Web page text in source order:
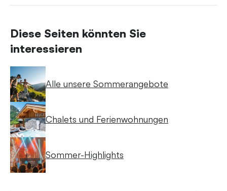
Diese Seiten könnten Sie
interessieren
Alle unsere Sommerangebote
Chalets und Ferienwohnungen
Sommer-Highlights